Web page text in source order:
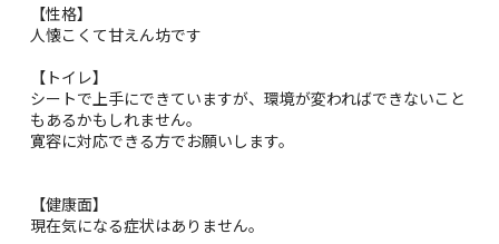
【性格】
人懐こくて甘えん坊です
【トイレ】
シートで上手にできていますが、環境が変わればできないこと
もあるかもしれません。
寛容に対応できる方でお願いします。
【健康面】
現在気になる症状はありません。